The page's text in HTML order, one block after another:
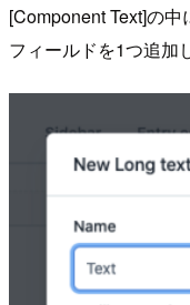
[Component Text]の
フィールドを1つ追加